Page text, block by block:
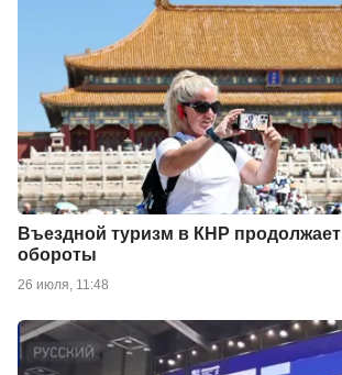
Въездной туризм в КНР
обороты
26 июля, 11:48